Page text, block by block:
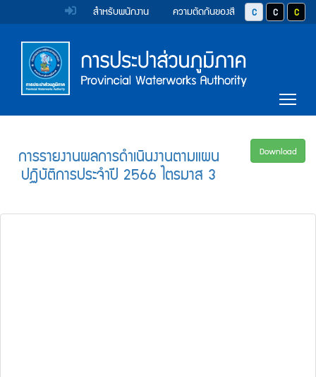
หน้า
แรก
(การ
ประปา
ส่วน
ภูมิภาค)
ไป
ยัง
เนื้อหา
(Skip
to
content)
ข้าม
เมนู
(Skip
Menu
สำหรับพนักงาน ความตัดกันของสี ปุ่มปรับสีตัวอักษร
ปุ่มปรับสีตั
ปุ่มป
ตรา
สัญลักษณ์
และ
ค่า
การ
ประปา
ส่วน
ภูมิภาค
ตรา
สัญลักษณ์
และ
ค่า
การ
ประปา
ส่วน
Main
Menu
การรายงานผลการดำเนินงานตามแผน
ปฏิบัติการประจำปี 2566 ไตรมาส 3
Download